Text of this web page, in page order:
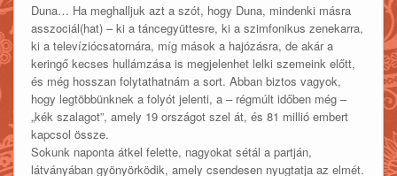
Duna… Ha meghalljuk azt a szót, hogy Duna, mindenki másra
asszociál(hat) – ki a táncegyüttesre, ki a szimfonikus zenekarra,
ki a televíziócsatornára, míg mások a hajózásra, de akár a
keringő kecses hullámzása is megjelenhet lelki szemeink előtt,
és még hosszan folytathatnám a sort. Abban biztos vagyok,
hogy legtöbbünknek a folyót jelenti, a – régmúlt időben még –
„kék szalagot”, amely 19 országot szel át, és 81 millió embert
kapcsol össze.
Sokunk naponta átkel felette, nagyokat sétál a partján,
látványában gyönyörködik, amely csendesen nyugtatja az elmét.